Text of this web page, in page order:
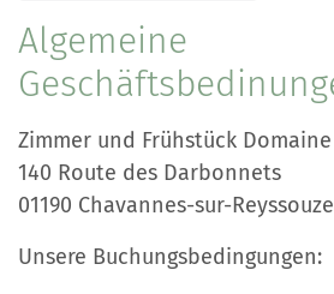
Algemeine
Zimmer und Frühstück
140 Route des Darbonnets
01190 Chavannes-sur-Reyssouze
Unsere Buchungsbedingungen: